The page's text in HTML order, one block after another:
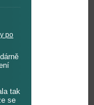
po
tak
se